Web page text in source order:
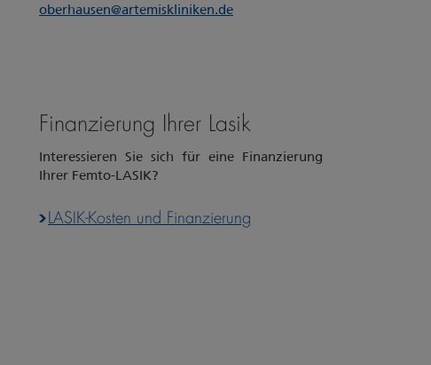
oberhausen@artemiskliniken.de
Finanzierung Ihrer Lasik
Interessieren Sie sich für eine Finanzierung
Ihrer Femto-LASIK?
LASIK-Kosten und Finanzierung